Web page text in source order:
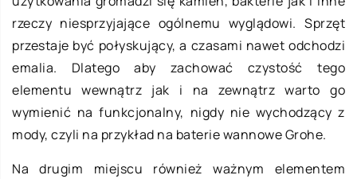
rzeczy niesprzyjające ogólnemu wyglądowi. Sprzęt
przestaje być połyskujący, a czasami nawet odchodzi
emalia. Dlatego aby zachować czystość tego
elementu wewnątrz jak i na zewnątrz warto go
wymienić na funkcjonalny, nigdy nie wychodzący z
mody, czyli na przykład na baterie wannowe Grohe.
Na drugim miejscu również ważnym elementem